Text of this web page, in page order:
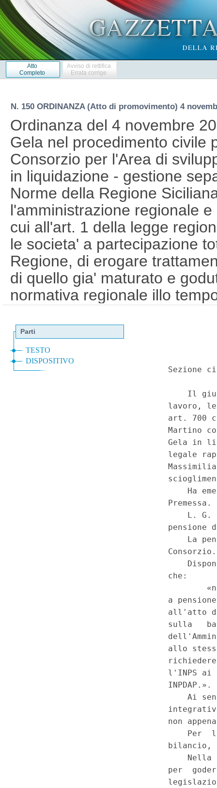
Atto
Completo
Avviso di rettifica
Errata corrige
N. 150 ORDINANZA (Atto di promovimento) 4
Ordinanza del 4 novembre
Gela nel procedimento civile
Consorzio per l'Area di
in liquidazione - gestione
Norme della Regione
l'amministrazione regionale
cui all'art. 1 della legge
le societa' a partecipazione
Regione, di erogare
di quello gia' maturato e
normativa regionale illo
definisca l'ambito di
la relativa copertura a carico
del principio solidaristico -
della certezza del diritto -
proporzionalita' ed
differita) - Lesione della
della Regione Siciliana 12
comma 1. - Costituzione,
38, commi secondo, terzo,
Serie Speciale -